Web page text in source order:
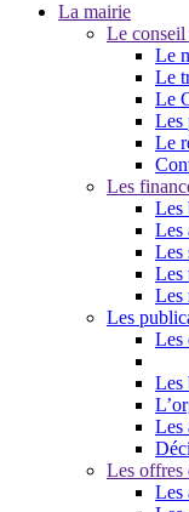
La mairie
Le
Le
Le
Le
Les
Le
Les
Les
Les
Les
Les
Les
Les
Les
Les
Les
Les offres
Les